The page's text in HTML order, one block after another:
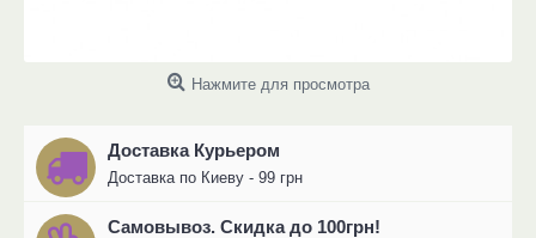
Нажмите для просмотра
Доставка Курьером
Доставка по Киеву - 99 грн
Самовывоз. Скидка до 100грн!